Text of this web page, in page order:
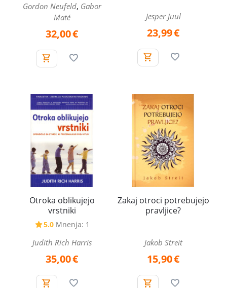
Gordon Neufeld, Gabor
Maté
32,00€
Jesper Juul
23,99€
Otroka oblikujejo
vrstniki
5.0 Mnenja: 1
Judith Rich Harris
35,00€
Zakaj otroci potrebujejo
pravljice?
Jakob Streit
15,90€